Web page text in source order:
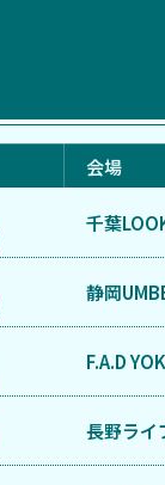
会場
千葉
静岡
F.A.D
長野ライ